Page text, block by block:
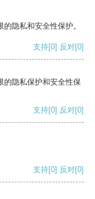
隐私和安全性保护。
支持[0] 反对[0]
的隐私保护和安全性保
支持[0] 反对[0]
支持[0] 反对[0]